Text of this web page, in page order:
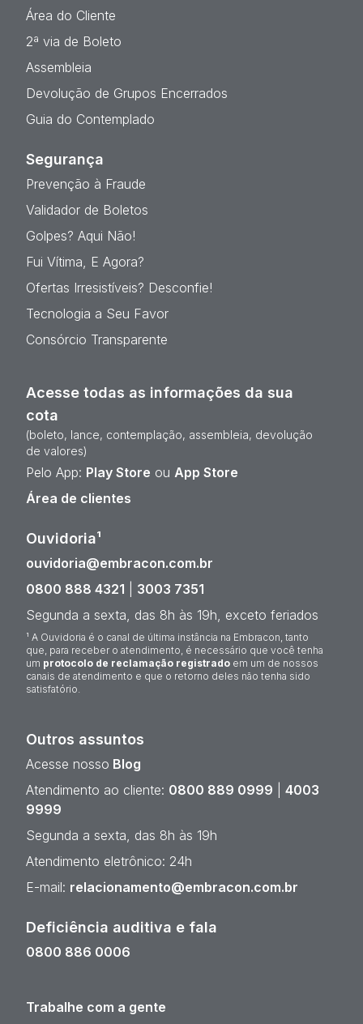
Área do Cliente
2ª via de Boleto
Assembleia
Devolução de Grupos Encerrados
Guia do Contemplado
Segurança
Prevenção à Fraude
Validador de Boletos
Golpes? Aqui Não!
Fui Vítima, E Agora?
Ofertas Irresistíveis? Desconfie!
Tecnologia a Seu Favor
Consórcio Transparente
Acesse todas as informações da sua
cota
(boleto, lance, contemplação, assembleia, devolução
de valores)
Pelo App: Play Store ou App Store
Área de clientes
Ouvidoria¹
ouvidoria@embracon.com.br
0800 888 4321
3003 7351
Segunda a sexta, das 8h às 19h, exceto feriados
¹ A Ouvidoria é o canal de última instância na Embracon, tanto
que, para receber o atendimento, é necessário que você tenha
um protocolo de reclamação registrado em um de nossos
canais de atendimento e que o retorno deles não tenha sido
satisfatório.
Outros assuntos
Acesse nosso Blog
Atendimento ao cliente: 0800 889 0999
4003
9999
Segunda a sexta, das 8h às 19h
Atendimento eletrônico: 24h
E-mail: relacionamento@embracon.com.br
Deficiência auditiva e fala
0800 886 0006
Trabalhe com a gente